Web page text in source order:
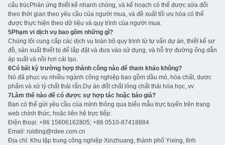
cấu trúcPhản ứng thiết kế nhanh chóng, và kế hoạch có thể được sửa đổi
theo thời gian theo yêu cầu của người mua, và đề xuất tối ưu hóa có thể
được thực hiện theo dữ liệu và quy trình của người mua.
5Phạm vi dịch vụ bao gồm những gì?
Chúng tôi cung cấp các dịch vụ toàn bộ quy trình từ tư vấn dự án, thiết kế sơ
đồ, sản xuất thiết bị để lắp đặt và đưa vào sử dụng, và hỗ trợ đường ống dẫn
áp suất và nồi hơi cải tạo.
6Có bất kỳ trường hợp thành công nào để tham khảo không?
Nó đã phục vụ nhiều ngành công nghiệp bao gồm dầu mỏ, hóa chất, dược
phẩm và xử lý chất thải rắn.Dự án đốt chất lỏng chất thải hóa học, vv
7Làm thế nào để có được sự hợp tác hoặc báo giá?
Bạn có thể gửi yêu cầu của mình thông qua biểu mẫu trực tuyến trên trang
web chính thức, hoặc liên hệ trực tiếp:
Điện thoại: +86 15606162805; +86 0510-87418884
Email: ruiding@rdee.com.cn
Địa chỉ: Khu tập trung công nghiệp Xinzhuang, thành phố Yixing, tỉnh